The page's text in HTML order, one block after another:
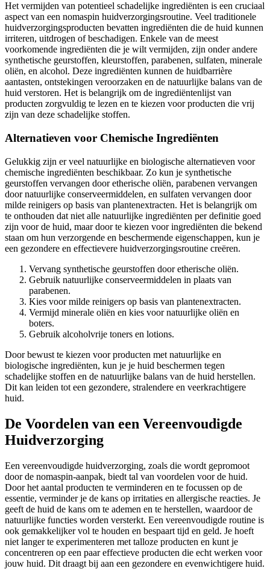
Het vermijden van potentieel schadelijke ingrediënten is een cruciaal
aspect van een nomaspin huidverzorgingsroutine. Veel traditionele
huidverzorgingsproducten bevatten ingrediënten die de huid kunnen
irriteren, uitdrogen of beschadigen. Enkele van de meest
voorkomende ingrediënten die je wilt vermijden, zijn onder andere
synthetische geurstoffen, kleurstoffen, parabenen, sulfaten, minerale
oliën, en alcohol. Deze ingrediënten kunnen de huidbarrière
aantasten, ontstekingen veroorzaken en de natuurlijke balans van de
huid verstoren. Het is belangrijk om de ingrediëntenlijst van
producten zorgvuldig te lezen en te kiezen voor producten die vrij
zijn van deze schadelijke stoffen.
Alternatieven voor Chemische Ingrediënten
Gelukkig zijn er veel natuurlijke en biologische alternatieven voor
chemische ingrediënten beschikbaar. Zo kun je synthetische
geurstoffen vervangen door etherische oliën, parabenen vervangen
door natuurlijke conserveermiddelen, en sulfaten vervangen door
milde reinigers op basis van plantenextracten. Het is belangrijk om
te onthouden dat niet alle natuurlijke ingrediënten per definitie goed
zijn voor de huid, maar door te kiezen voor ingrediënten die bekend
staan om hun verzorgende en beschermende eigenschappen, kun je
een gezondere en effectievere huidverzorgingsroutine creëren.
Vervang synthetische geurstoffen door etherische oliën.
Gebruik natuurlijke conserveermiddelen in plaats van
parabenen.
Kies voor milde reinigers op basis van plantenextracten.
Vermijd minerale oliën en kies voor natuurlijke oliën en
boters.
Gebruik alcoholvrije toners en lotions.
Door bewust te kiezen voor producten met natuurlijke en
biologische ingrediënten, kun je je huid beschermen tegen
schadelijke stoffen en de natuurlijke balans van de huid herstellen.
Dit kan leiden tot een gezondere, stralendere en veerkrachtigere
huid.
De Voordelen van een Vereenvoudigde
Huidverzorging
Een vereenvoudigde huidverzorging, zoals die wordt gepromoot
door de nomaspin-aanpak, biedt tal van voordelen voor de huid.
Door het aantal producten te verminderen en te focussen op de
essentie, verminder je de kans op irritaties en allergische reacties. Je
geeft de huid de kans om te ademen en te herstellen, waardoor de
natuurlijke functies worden versterkt. Een vereenvoudigde routine is
ook gemakkelijker vol te houden en bespaart tijd en geld. Je hoeft
niet langer te experimenteren met talloze producten en kunt je
concentreren op een paar effectieve producten die echt werken voor
jouw huid. Dit draagt bij aan een gezondere en evenwichtigere huid.